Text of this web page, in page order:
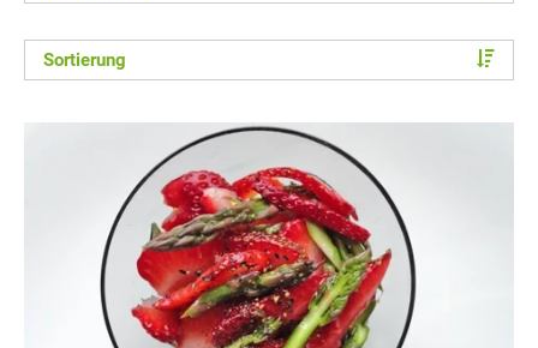
Sortierung